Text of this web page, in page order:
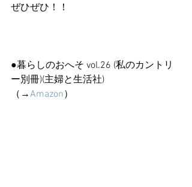
ぜひぜひ！！
●暮らしのおへそ vol.26 (私のカントリ
ー別冊)(主婦と生活社)
（→Amazon）